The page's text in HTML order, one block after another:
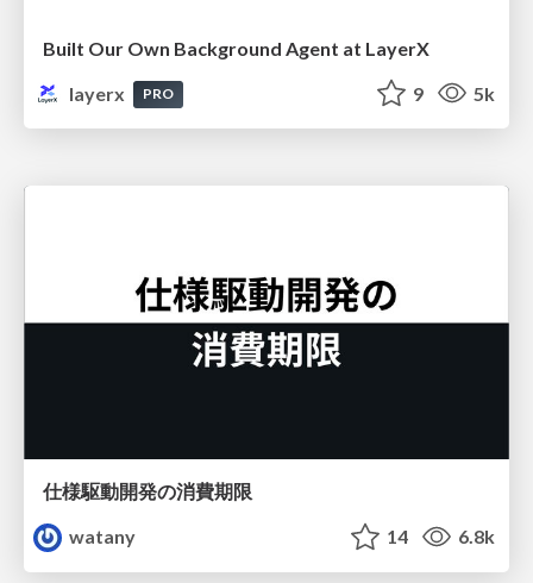
Built Our Own Background Agent at LayerX
layerx
PRO 9 5k
仕様駆動開発の消費期限
watany
14 6.8k